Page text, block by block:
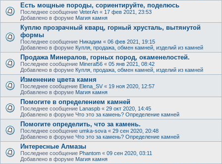
Есть мощные породы, сориентируйте, поделюсь
Последнее сообщение VeterAn « 17 фев 2021, 23:53
Добавлено в форуме Магия камня
Куплю прозрачный кварц, горный хрусталь, вытянутой
формы
Последнее сообщение Никадим « 06 фев 2021, 19:15
Добавлено в форуме Купля, продажа, обмен камней, изделий из камней
Продажа Минералов, горных пород, окаменелостей.
Последнее сообщение Mineral56 « 05 янв 2021, 08:42
Добавлено в форуме Купля, продажа, обмен камней, изделий из камней
Изменение цвета камня
Последнее сообщение Elena_SV « 19 ноя 2020, 12:57
Добавлено в форуме Магия камня
Помогите в определением камней
Последнее сообщение Lanaspb « 29 окт 2020, 14:45
Добавлено в форуме Что это за камень? Определение камней
Помогите определить, что за камень.
Последнее сообщение umka-sova « 29 сен 2020, 20:48
Добавлено в форуме Что это за камень? Определение камней
Интересные Алмазы
Последнее сообщение Phantom « 09 сен 2020, 03:11
Добавлено в форуме Магия камня